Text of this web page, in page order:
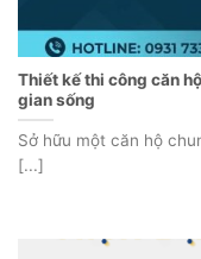
Thiết kế thi công căn
gian sống
Sở hữu một căn hộ
[...]